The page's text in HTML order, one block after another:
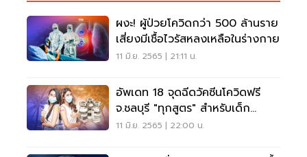
ผงะ! ผู้ป่วยโควิดกว่า 500 ล้านราย
เสี่ยงมีเชื้อไวรัสหลงเหลือในร่างกาย
11 มิ.ย. 2565 | 21:11 น.
อัพเดท 18 จุดฉีดวัคซีนโควิดฟรี
จ.ชลบุรี "ทุกสูตร" สำหรับเด็ก
ผู้ใหญ่
11 มิ.ย. 2565 | 22:00 น.